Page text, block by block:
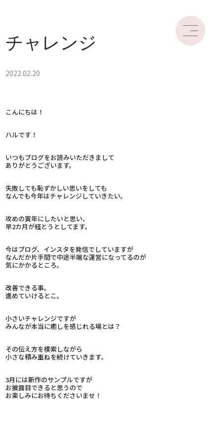
チャレンジ
2022.02.20
こんにちは！
ハルです！
いつもブログをお読みいただきまして
ありがとうございます。
失敗しても恥ずかしい思いをしても
なんでも今年はチャレンジしていきたい。
攻めの寅年にしたいと思い、
早2カ月が経とうとしてます。
今はブログ、インスタを発信でしていますが
なんだか片手間で中途半端な運営になってるのが
気にかかるところ。
改善できる事。
進めていけるとこ。
小さいチャレンジですが
みんなが本当に癒しを感じれる場とは？
その伝え方を模索しながら
小さな積み重ねを続けていきます。
3月には新作のサンプルですが
お披露目できると思うので
お楽しみにお待ちくださいませ！